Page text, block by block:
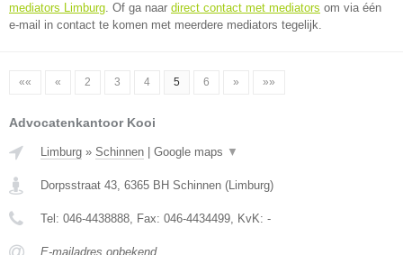
mediators Limburg. Of ga naar direct contact met mediators om via één
e-mail in contact te komen met meerdere mediators tegelijk.
«« « 2 3 4 5 6 » »»
Advocatenkantoor Kooi
Limburg » Schinnen Google maps ▼
Dorpsstraat 43, 6365 BH Schinnen (Limburg)
Tel: 046-4438888, Fax: 046-4434499, KvK: -
E-mailadres onbekend